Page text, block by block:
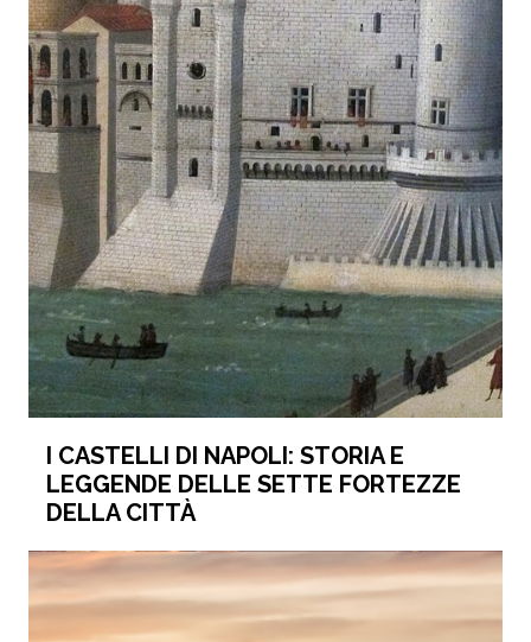
I CASTELLI DI NAPOLI: STORIA E
LEGGENDE DELLE SETTE FORTEZZE
DELLA CITTÀ